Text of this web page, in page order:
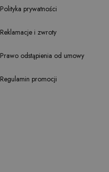
Polityka prywatności
Reklamacje i zwroty
Prawo odstąpienia od umowy
Regulamin promocji